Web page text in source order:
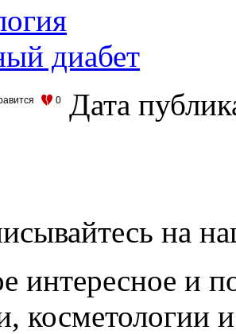
диабет
0
Дата
на
интересное и
косметологии